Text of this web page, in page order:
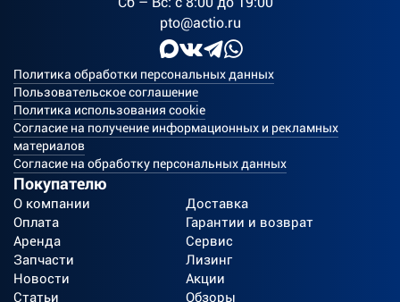
pto@actio.ru
Политика обработки персональных данных
Пользовательское соглашение
Политика использования cookie
Согласие на получение информационных и рекламных
материалов
Согласие на обработку персональных данных
Покупателю
О компании
Доставка
Оплата
Гарантии и возврат
Аренда
Сервис
Запчасти
Лизинг
Новости
Акции
Статьи
Обзоры